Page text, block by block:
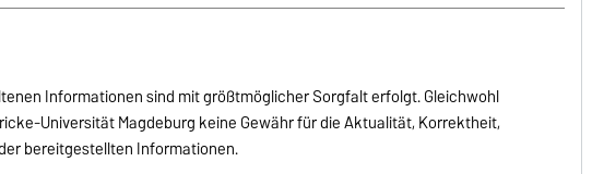
Informationen sind mit größtmöglicher Sorgfalt erfolgt. Gleichwohl
Universität Magdeburg keine Gewähr für die Aktualität, Korrektheit,
bereitgestellten Informationen.